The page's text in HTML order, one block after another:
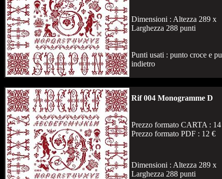
Dimensioni : Altezza 289 x
Larghezza 288 punti
Punti usati : punto croce e
indietro
Rif 004 Monogramme D
Prezzo formato CARTA :
Prezzo formato PDF : 12 €
Dimensioni : Altezza 289 x
Larghezza 288 punti